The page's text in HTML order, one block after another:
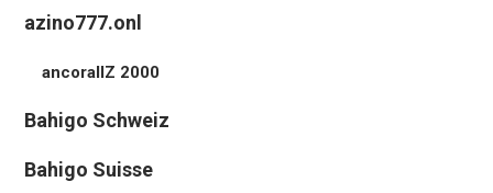
azino777.onl
ancorallZ 2000
Bahigo Schweiz
Bahigo Suisse